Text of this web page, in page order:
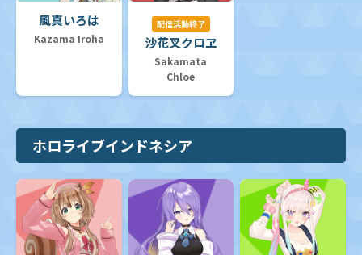
風真いろは
Kazama Iroha
配信活動終了
沙花叉クロヱ
Sakamata
Chloe
ホロライブインドネシア